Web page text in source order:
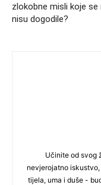
zlokobne misli koje se
nisu dogodile?
Učinite od svog
nevjerojatno
tijela, uma i duše -